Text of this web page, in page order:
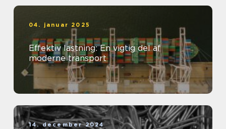
04. januar 2025
Effektiv lastning: En vigtig del af
moderne transport
14. december 2024